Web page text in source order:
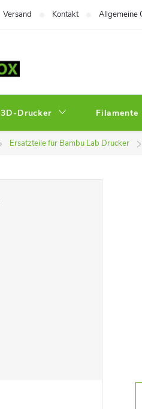
Versand Kontakt Allgemeine
3D-Drucker Filamente
Ersatzteile für Bambu Lab Drucker